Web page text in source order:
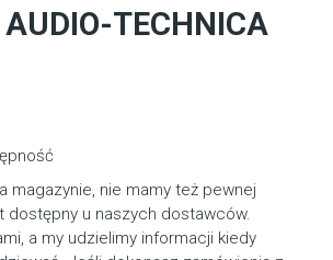
TECHNICA
magazynie, nie mamy też pewnej
dostępny u naszych dostawców.
a my udzielimy informacji kiedy